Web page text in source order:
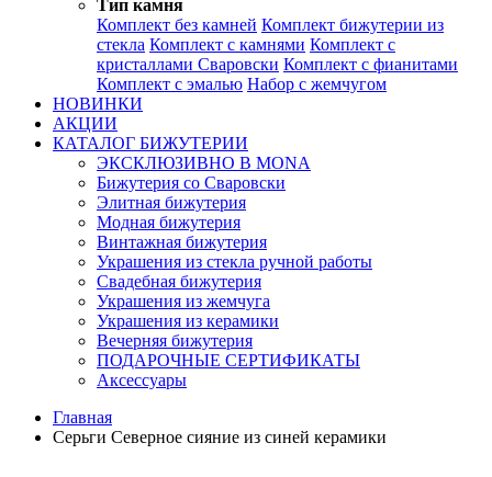
Тип камня
Комплект без камней Комплект бижутерии из
стекла Комплект с камнями Комплект с
кристаллами Сваровски Комплект с фианитами
Комплект с эмалью Набор с жемчугом
НОВИНКИ
АКЦИИ
КАТАЛОГ БИЖУТЕРИИ
ЭКСКЛЮЗИВНО В MONA
Бижутерия со Сваровски
Элитная бижутерия
Модная бижутерия
Винтажная бижутерия
Украшения из стекла ручной работы
Свадебная бижутерия
Украшения из жемчуга
Украшения из керамики
Вечерняя бижутерия
ПОДАРОЧНЫЕ СЕРТИФИКАТЫ
Аксессуары
Главная
Серьги Северное сияние из синей керамики